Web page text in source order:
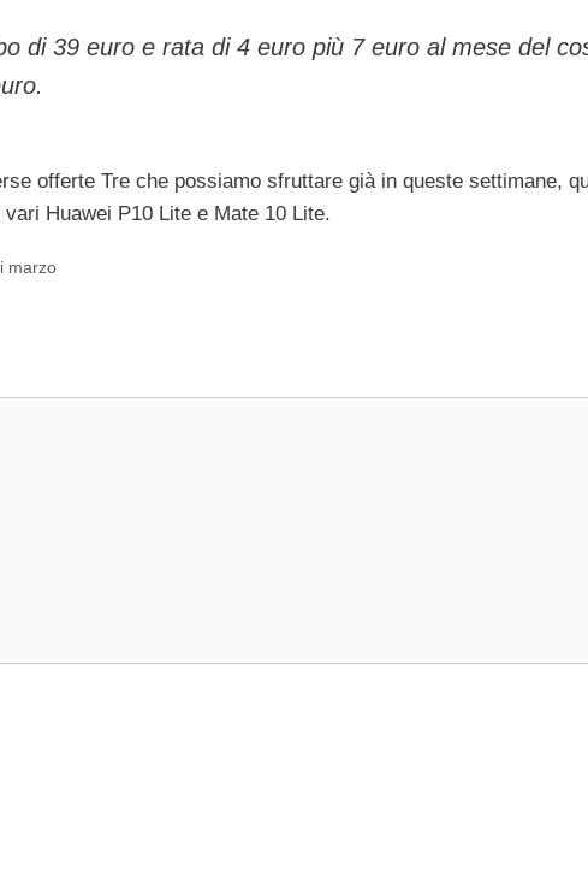
di 39 euro e rata di 4 euro più 7 euro al mese del
offerte Tre che possiamo sfruttare già in queste settimane,
Huawei P10 Lite e Mate 10 Lite.
marzo